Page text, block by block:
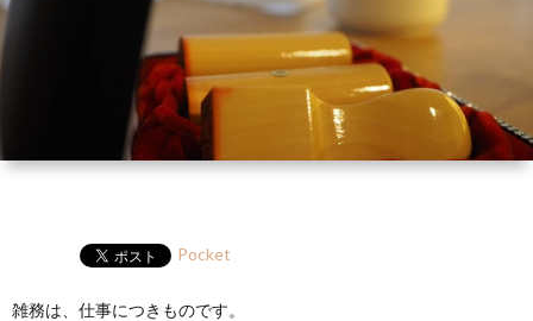
ー・
Pocket
雑務は、仕事につきものです。